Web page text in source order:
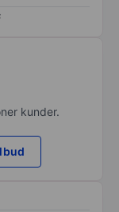
kunder.